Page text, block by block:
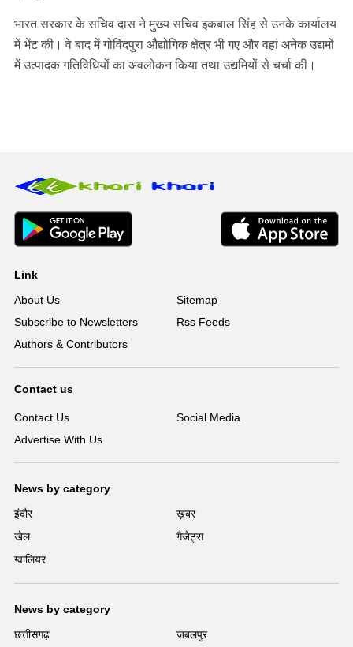
भारत सरकार के सचिव दास ने मुख्य सचिव इकबाल सिंह से उनके कार्यालय
में भेंट की। वे बाद में गोविंदपुरा औद्योगिक क्षेत्र भी गए और वहां अनेक उद्यमों
में उत्पादक गतिविधियों का अवलोकन किया तथा उद्यमियों से चर्चा की।
Link
About Us
Sitemap
Subscribe to Newsletters
Rss Feeds
Authors & Contributors
Contact us
Contact Us
Social Media
Advertise With Us
News by category
इंदौर
ख़बर
खेल
गैजेट्स
ग्वालियर
News by category
छत्तीसगढ़
जबलपुर